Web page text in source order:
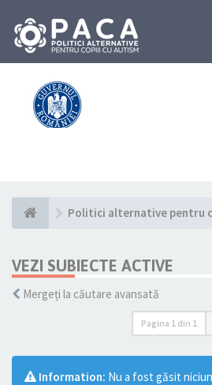
Politici alternative pentru
VEZI SUBIECTE ACTIVE
Mergeți la căutare avansată
Pagina 1 din 1
Information: Nu a fost găsit